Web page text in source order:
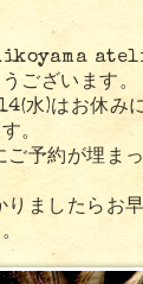
ございます。
水)はお休みに
。
予約が埋ま
りましたらお